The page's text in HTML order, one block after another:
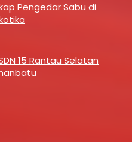
Pengedar Sabu di
15 Rantau Selatan